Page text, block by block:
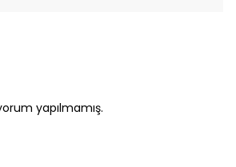
yapılmamış.